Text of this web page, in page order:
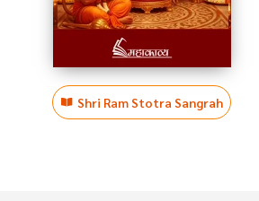
Shri Ram Stotra Sangrah